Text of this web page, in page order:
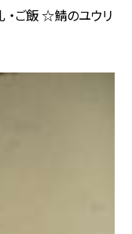
・ご飯 ☆鯖のユウリ